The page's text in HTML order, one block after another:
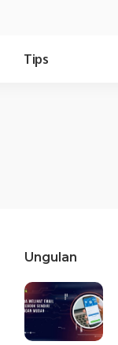
Tips
Ungulan